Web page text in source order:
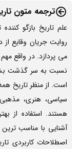
ترجمه متون
علم تاریخ بازگو
روایت جریان وقایع از
می پردازد. در واقع
نسبت به سر گذشت
است. از منظر تاریخ
سیاسی، هنری،
هستند. استفاده از
آشنایی با مناسب
اصطلاحات کاربردی